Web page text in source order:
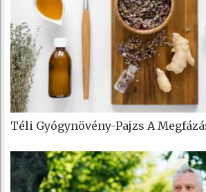
Téli Gyógynövény-Pajzs A